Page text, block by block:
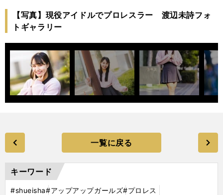
【写真】現役アイドルでプロレスラー 渡辺未詩フォ
トギャラリー
一覧に戻る
キーワード
#shueisha#アップアップガールズ#プロレス